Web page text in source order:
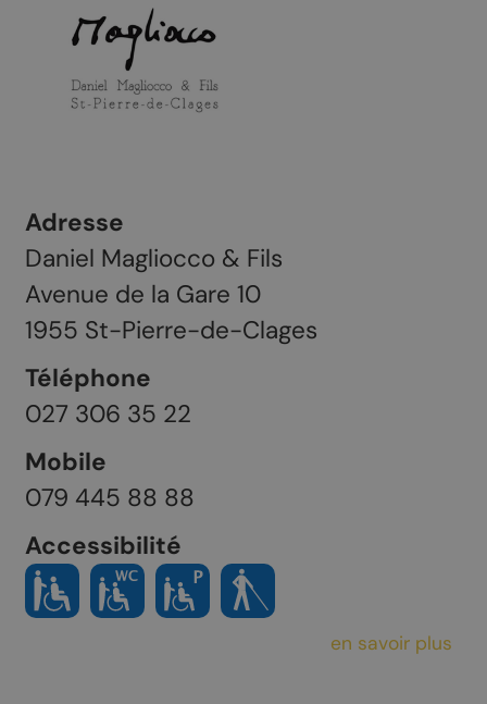
Adresse
Daniel Magliocco & Fils
Avenue de la Gare 10
1955 St-Pierre-de-Clages
Téléphone
027 306 35 22
Mobile
079 445 88 88
Accessibilité
en savoir plus